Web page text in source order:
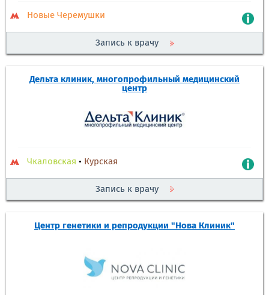
Новые Черемушки
Запись к врачу
Дельта клиник, многопрофильный медицинский
центр
Чкаловская • Курская
Запись к врачу
Центр генетики и репродукции "Нова Клиник"